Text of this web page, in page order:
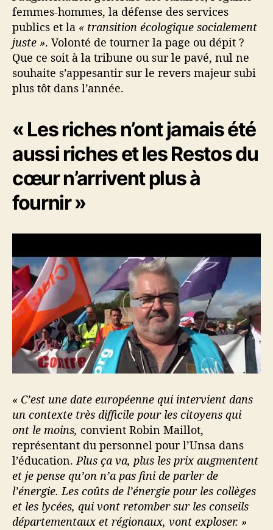
t
-
i
s
c
o
t
o
b
n
n
i
o
n
femmes-hommes, la défense des services
publics et la « transition écologique socialement
juste ». Volonté de tourner la page ou dépit ?
Que ce soit à la tribune ou sur le pavé, nul ne
souhaite s’appesantir sur le revers majeur subi
plus tôt dans l’année.
« Les riches n’ont jamais été
aussi riches et les Restos du
cœur n’arrivent plus à
fournir »
« C’est une date européenne qui intervient dans
un contexte très difficile pour les citoyens qui
ont le moins, convient Robin Maillot,
représentant du personnel pour l’Unsa dans
l’éducation.Plus ça va, plus les prix augmentent
et je pense qu’on n’a pas fini de parler de
l’énergie. Les coûts de l’énergie pour les collèges
et les lycées, qui vont retomber sur les conseils
départementaux et régionaux, vont exploser. »